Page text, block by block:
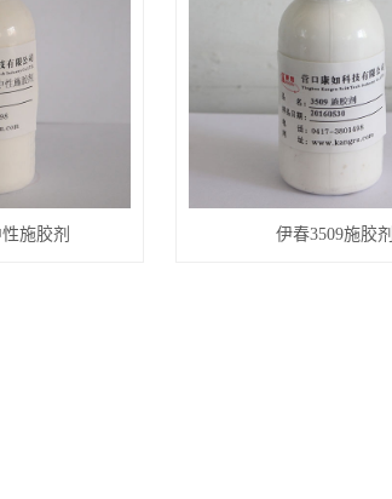
施胶剂 伊春3509施胶